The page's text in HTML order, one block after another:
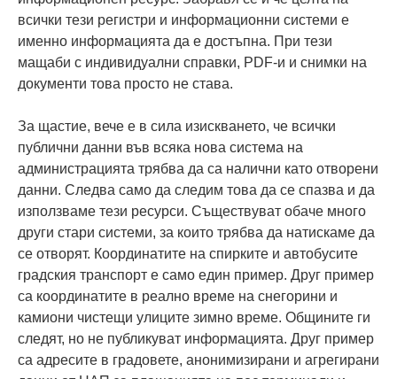
всички тези регистри и информационни системи е
именно информацията да е достъпна. При тези
мащаби с индивидуални справки, PDF-и и снимки на
документи това просто не става.
За щастие, вече е в сила изискването, че всички
публични данни във всяка нова система на
администрацията трябва да са налични като отворени
данни. Следва само да следим това да се спазва и да
използваме тези ресурси. Съществуват обаче много
други стари системи, за които трябва да натискаме да
се отворят. Координатите на спирките и автобусите
градския транспорт е само един пример. Друг пример
са координатите в реално време на снегорини и
камиони чистещи улиците зимно време. Общините ги
следят, но не публикуват информацията. Друг пример
са адресите в градовете, анонимизирани и агрегирани